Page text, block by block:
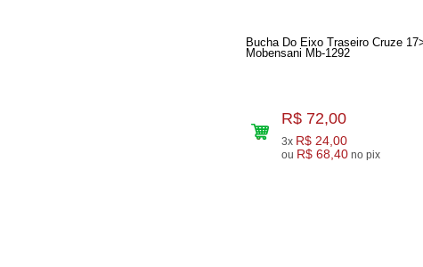
Bucha Do Eixo Traseiro Cruze
Mobensani Mb-1292
R$ 72,00
3x R$ 24,00
ou R$ 68,40 no pix